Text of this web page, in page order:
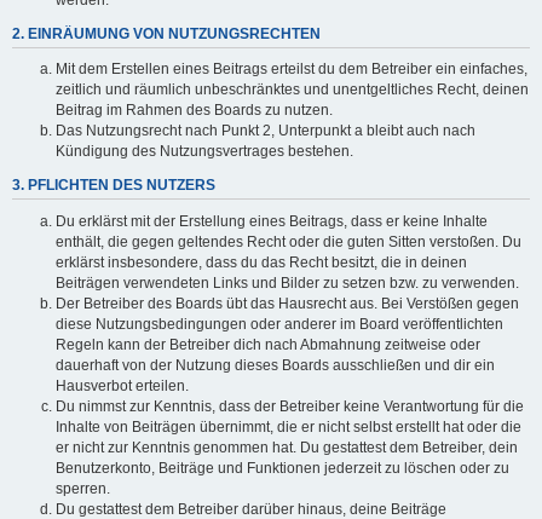
2. EINRÄUMUNG VON NUTZUNGSRECHTEN
Mit dem Erstellen eines Beitrags erteilst du dem Betreiber ein einfaches,
zeitlich und räumlich unbeschränktes und unentgeltliches Recht, deinen
Beitrag im Rahmen des Boards zu nutzen.
Das Nutzungsrecht nach Punkt 2, Unterpunkt a bleibt auch nach
Kündigung des Nutzungsvertrages bestehen.
3. PFLICHTEN DES NUTZERS
Du erklärst mit der Erstellung eines Beitrags, dass er keine Inhalte
enthält, die gegen geltendes Recht oder die guten Sitten verstoßen. Du
erklärst insbesondere, dass du das Recht besitzt, die in deinen
Beiträgen verwendeten Links und Bilder zu setzen bzw. zu verwenden.
Der Betreiber des Boards übt das Hausrecht aus. Bei Verstößen gegen
diese Nutzungsbedingungen oder anderer im Board veröffentlichten
Regeln kann der Betreiber dich nach Abmahnung zeitweise oder
dauerhaft von der Nutzung dieses Boards ausschließen und dir ein
Hausverbot erteilen.
Du nimmst zur Kenntnis, dass der Betreiber keine Verantwortung für die
Inhalte von Beiträgen übernimmt, die er nicht selbst erstellt hat oder die
er nicht zur Kenntnis genommen hat. Du gestattest dem Betreiber, dein
Benutzerkonto, Beiträge und Funktionen jederzeit zu löschen oder zu
sperren.
Du gestattest dem Betreiber darüber hinaus, deine Beiträge